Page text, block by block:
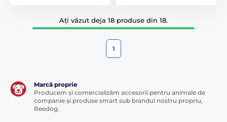
Ați văzut deja 18 produse din 18.
1
Marcă proprie
Producem și comercializăm accesorii pentru animale de
companie și produse smart sub brandul nostru propriu,
Reedog.